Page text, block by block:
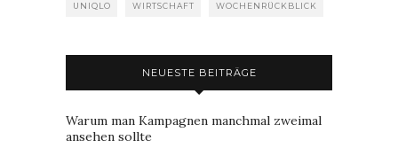
UNIQLO WIRTSCHAFT WOCHENRÜCKBLICK
NEUESTE BEITRÄGE
Warum man Kampagnen manchmal zweimal
ansehen sollte